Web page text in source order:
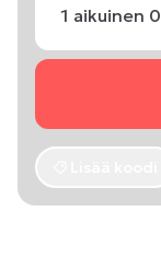
1 aikuinen 0